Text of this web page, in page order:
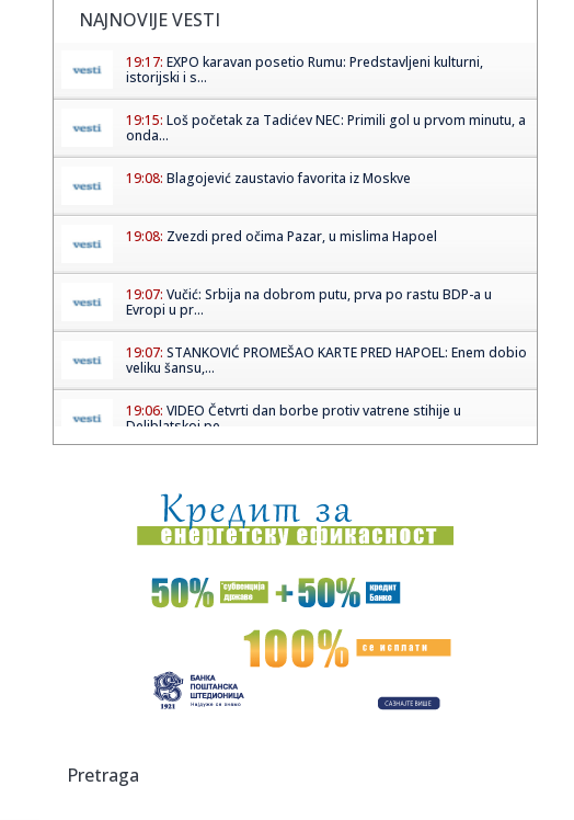
NAJNOVIJE VESTI
19:17: EXPO karavan posetio Rumu: Predstavljeni kulturni,
istorijski i s...
19:15: Loš početak za Tadićev NEC: Primili gol u prvom minutu, a
onda...
19:08: Blagojević zaustavio favorita iz Moskve
19:08: Zvezdi pred očima Pazar, u mislima Hapoel
19:07: Vučić: Srbija na dobrom putu, prva po rastu BDP-a u
Evropi u pr...
19:07: STANKOVIĆ PROMEŠAO KARTE PRED HAPOEL: Enem dobio
veliku šansu,...
19:06: VIDEO Četvrti dan borbe protiv vatrene stihije u
Deliblatskoj pe...
19:03:HLADAN TUŠ ZA TADIĆA I NEC: Telstar šokirao Najmegen
već na s...
19:02:Vučić najavio značajno veće plate i penzije! Predsednik
otkri...
PSŽ ispustio prednost protiv Mančester junajteda
18:59:Pogledajte kako izgleda raskošna vila Bogoljuba Karića na
sekundi! VIDEO
Pretraga